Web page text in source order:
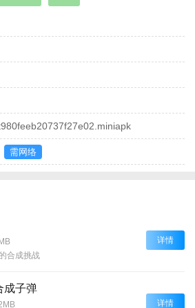
需网络
合成挑战
详情
成子弹
详情